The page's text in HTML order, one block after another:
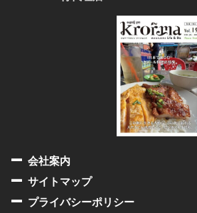
会社案内
サイトマップ
プライバシーポリシー